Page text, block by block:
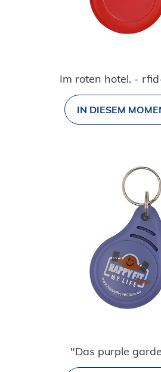
Im roten hotel. -
IN DIESEM
"Das purple